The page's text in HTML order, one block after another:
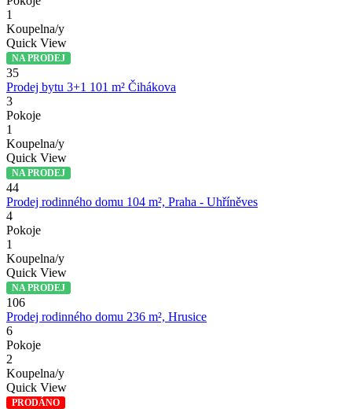
1
Koupelna/y
Quick View
NA PRODEJ
35
Prodej bytu 3+1 101 m² Čihákova
3
Pokoje
1
Koupelna/y
Quick View
NA PRODEJ
44
Prodej rodinného domu 104 m², Praha - Uhříněves
4
Pokoje
1
Koupelna/y
Quick View
NA PRODEJ
106
Prodej rodinného domu 236 m², Hrusice
6
Pokoje
2
Koupelna/y
Quick View
PRODÁNO